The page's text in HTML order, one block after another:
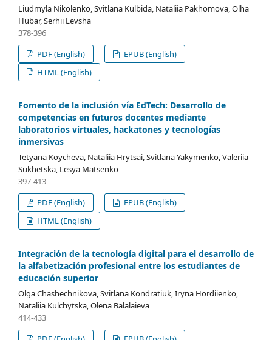
Liudmyla Nikolenko, Svitlana Kulbida, Nataliia Pakhomova, Olha
Hubar, Serhii Levsha
378-396
PDF (English)
EPUB (English)
HTML (English)
Fomento de la inclusión vía EdTech: Desarrollo de
competencias en futuros docentes mediante
laboratorios virtuales, hackatones y tecnologías
inmersivas
Tetyana Koycheva, Nataliia Hrytsai, Svitlana Yakymenko, Valeriia
Sukhetska, Lesya Matsenko
397-413
PDF (English)
EPUB (English)
HTML (English)
Integración de la tecnología digital para el desarrollo de
la alfabetización profesional entre los estudiantes de
educación superior
Olga Chashechnikova, Svitlana Kondratiuk, Iryna Hordiienko,
Nataliia Kulchytska, Olena Balalaieva
414-433